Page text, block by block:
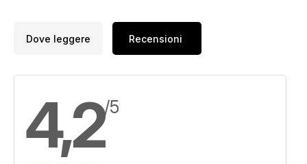
Dove leggere Recensioni
4,2/5